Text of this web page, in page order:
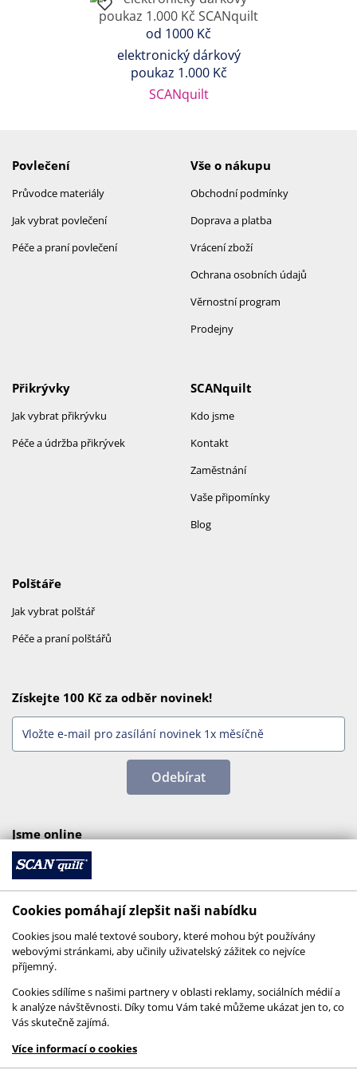
od 1000 Kč
elektronický dárkový
poukaz 1.000 Kč
SCANquilt
Povlečení
Průvodce materiály
Jak vybrat povlečení
Péče a praní povlečení
Vše o nákupu
Obchodní podmínky
Doprava a platba
Vrácení zboží
Ochrana osobních údajů
Věrnostní program
Prodejny
SCANquilt
Kdo jsme
Kontakt
Zaměstnání
Vaše připomínky
Blog
Přikrývky
Jak vybrat přikrývku
Péče a údržba přikrývek
Polštáře
Jak vybrat polštář
Péče a praní polštářů
Získejte 100 Kč za odběr novinek!
Odebírat
Jsme online
© 2026 SCANquilt - všechna práva vyhrazena
This site is protected by reCAPTCHA and the
GooglePrivacy PolicyandTerms of Serviceapply.
Cookies pomáhají zlepšit naši nabídku
Cookies jsou malé textové soubory, které mohou být používány
webovými stránkami, aby učinily uživatelský zážitek co nejvíce
příjemný.
Cookies sdílíme s našimi partnery v oblasti reklamy, sociálních médií a
k analýze návštěvnosti. Díky tomu Vám také můžeme ukázat jen to, co
Vás skutečně zajímá.
Více informací o cookies